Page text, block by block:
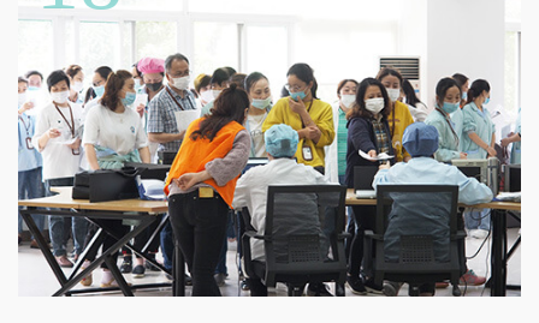
和のとれた環境を創造する。